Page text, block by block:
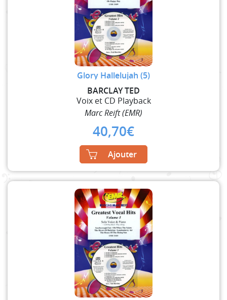
Glory Hallelujah (5)
BARCLAY TED
Voix et CD Playback
Marc Reift (EMR)
40,70€
Ajouter